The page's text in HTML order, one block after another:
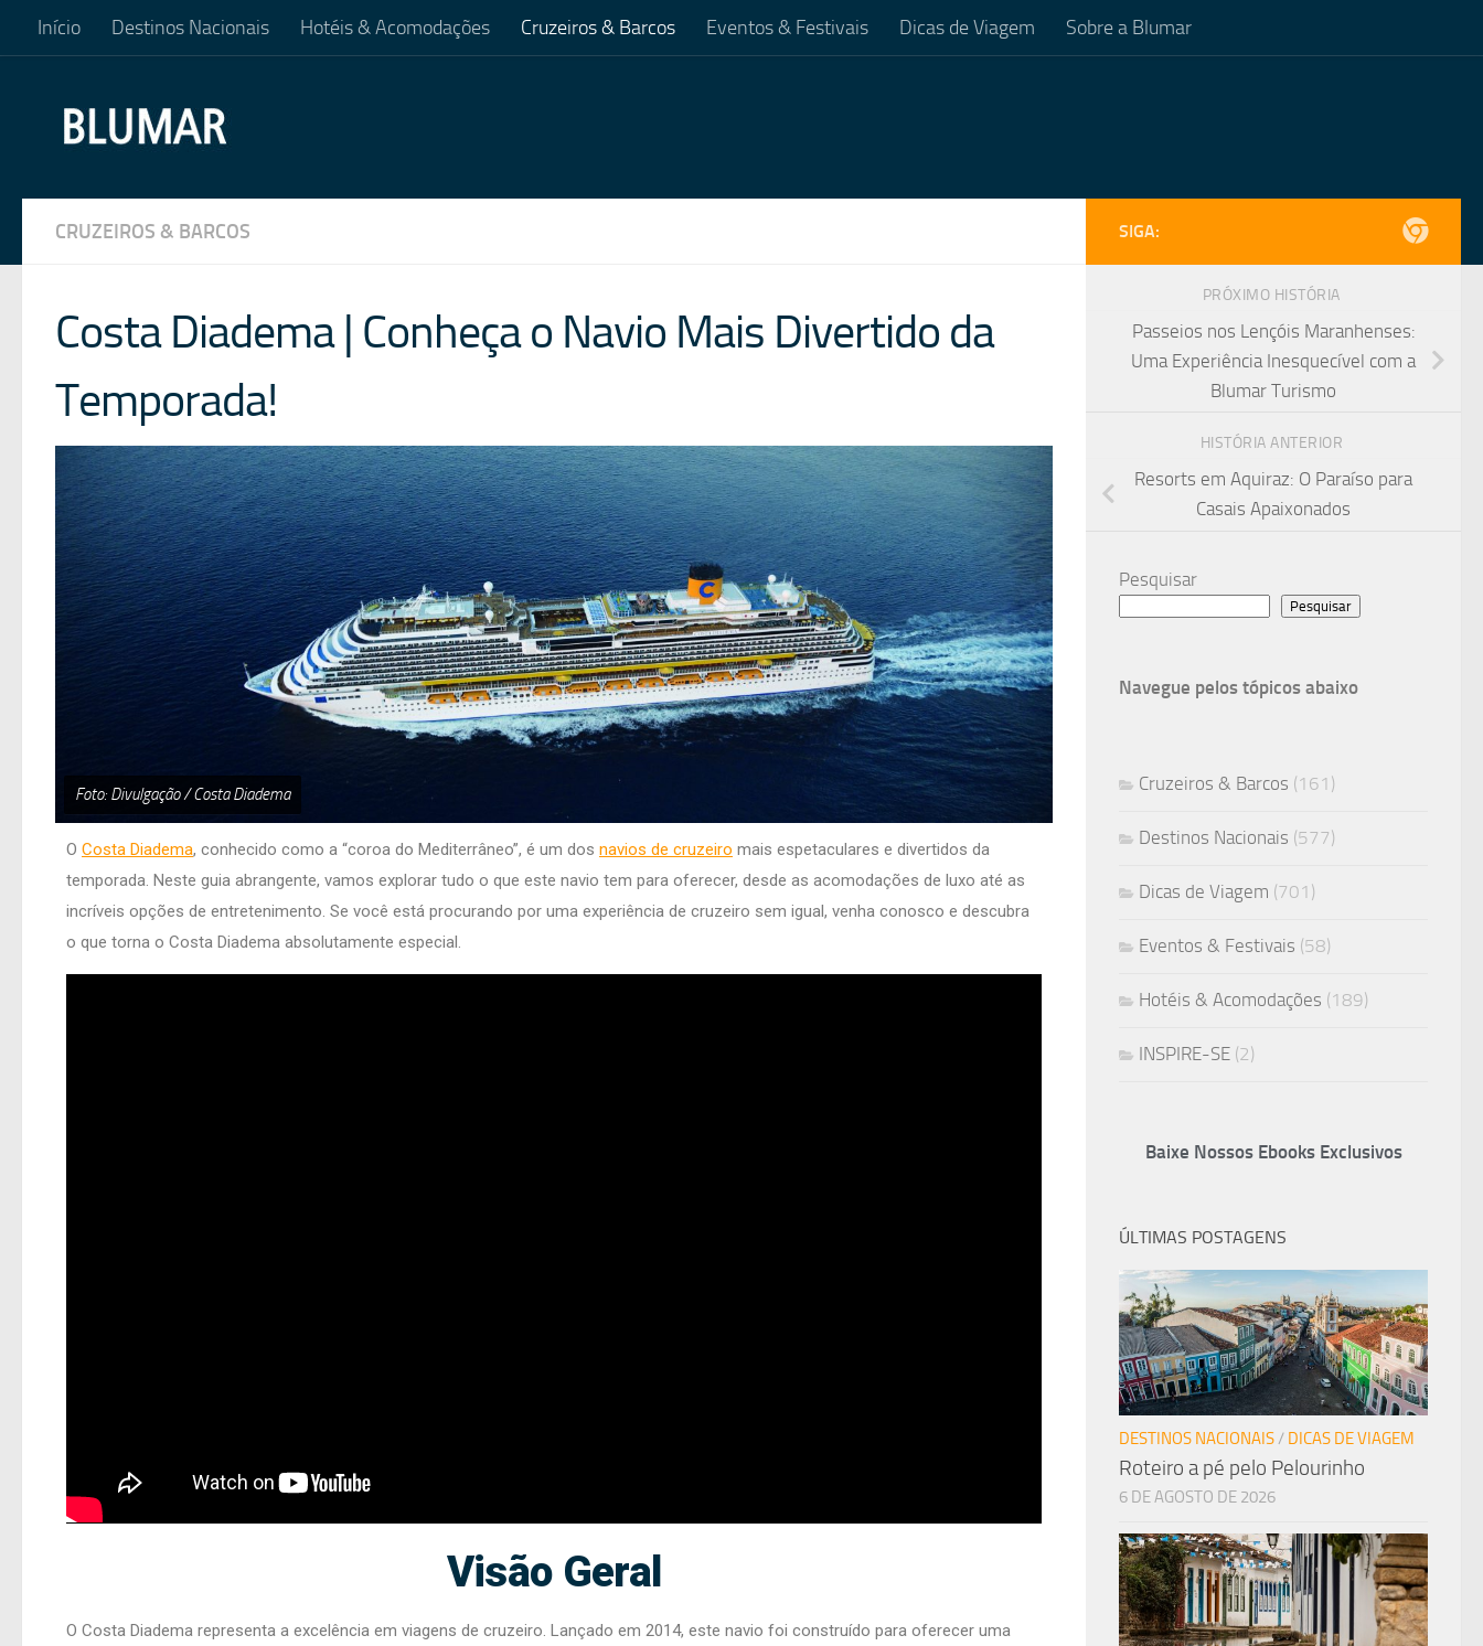
Skip to content
Início Destinos Nacionais Hotéis & Acomodações Cruzeiros & Barcos Eventos & Festivais Dicas de Viagem Sobre a Blumar
CRUZEIROS & BARCOS
Costa Diadema | Conheça o Navio Mais Divertido da
Temporada!
Foto: Divulgação / Costa Diadema
O Costa Diadema, conhecido como a “coroa do Mediterrâneo”, é um dos navios de cruzeiro mais espetaculares e divertidos da
temporada. Neste guia abrangente, vamos explorar tudo o que este navio tem para oferecer, desde as acomodações de luxo até as
incríveis opções de entretenimento. Se você está procurando por uma experiência de cruzeiro sem igual, venha conosco e descubra
o que torna o Costa Diadema absolutamente especial.
Visão Geral
O Costa Diadema representa a excelência em viagens de cruzeiro. Lançado em 2014, este navio foi construído para oferecer uma
SIGA:
PRÓXIMO HISTÓRIA
Passeios nos Lençóis Maranhenses:
Uma Experiência Inesquecível com a
Blumar Turismo
HISTÓRIA ANTERIOR
Resorts em Aquiraz: O Paraíso para
Casais Apaixonados
Pesquisar
Pesquisar
Navegue pelos tópicos abaixo
Cruzeiros & Barcos (161)
Destinos Nacionais (577)
Dicas de Viagem (701)
Eventos & Festivais (58)
Hotéis & Acomodações (189)
INSPIRE-SE (2)
Baixe Nossos Ebooks Exclusivos
ÚLTIMAS POSTAGENS
DESTINOS NACIONAIS/ DICAS DE VIAGEM
Roteiro a pé pelo Pelourinho
6 DE AGOSTO DE 2026